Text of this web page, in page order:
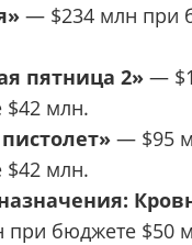
— $234 млн при
пятница 2» —
млн.
— $95
млн.
при бюджете $50